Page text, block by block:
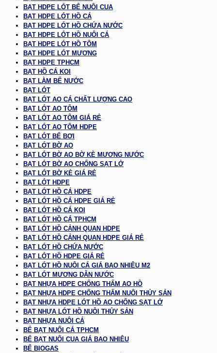
BẠT HDPE LÓT BỂ NUÔI CUA
BẠT HDPE LÓT HỒ CÁ
BẠT HDPE LÓT HỒ CHỨA NƯỚC
BẠT HDPE LÓT HỒ NUÔI CÁ
BẠT HDPE LÓT HỒ TÔM
BẠT HDPE LÓT MƯƠNG
BẠT HDPE TPHCM
BẠT HỒ CÁ KOI
BẠT LÀM BỂ NƯỚC
BẠT LÓT
BẠT LÓT AO CÁ CHẤT LƯỢNG CAO
BẠT LÓT AO TÔM
BẠT LÓT AO TÔM GIÁ RẺ
BẠT LÓT AO TÔM HDPE
BẠT LÓT BỂ BƠI
BẠT LÓT BỜ AO
BẠT LÓT BỜ AO BỜ KÈ MƯƠNG NƯỚC
BẠT LÓT BỜ AO CHỐNG SẠT LỞ
BẠT LÓT BỜ KÈ GIÁ RẺ
BẠT LÓT HDPE
BẠT LÓT HỒ CÁ HDPE
BẠT LÓT HỒ CÁ HDPE GIÁ RẺ
BẠT LÓT HỒ CÁ KOI
BẠT LÓT HỒ CÁ TPHCM
BẠT LÓT HỒ CẢNH QUAN HDPE
BẠT LÓT HỒ CẢNH QUAN HDPE GIÁ RẺ
BẠT LÓT HỒ CHỨA NƯỚC
BẠT LÓT HỒ HDPE GIÁ RẺ
BẠT LÓT HỒ NUÔI CÁ GIÁ BAO NHIÊU M2
BẠT LÓT MƯƠNG DẪN NƯỚC
BẠT NHỰA HDPE CHỐNG THẤM AO HỒ
BẠT NHỰA HDPE CHỐNG THẤM NUÔI THỦY SẢN
BẠT NHỰA HDPE LÓT HỒ AO CHỐNG SẠT LỞ
BẠT NHỰA LÓT HỒ NUÔI THỦY SẢN
BẠT NHỰA NUÔI CÁ
BỂ BẠT NUÔI CÁ TPHCM
BỂ BẠT NUÔI CUA GIÁ BAO NHIÊU
BỂ BIOGAS